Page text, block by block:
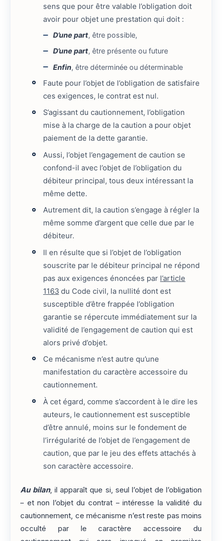
sens que pour être valable l’obligation doit
avoir pour objet une prestation qui doit :
D’une part, être possible,
D’une part, être présente ou future
Enfin, être déterminée ou déterminable
Faute pour l’objet de l’obligation de satisfaire
ces exigences, le contrat est nul.
S’agissant du cautionnement, l’obligation
mise à la charge de la caution a pour objet
paiement de la dette garantie.
Aussi, l’objet l’engagement de caution se
confond-il avec l’objet de l’obligation du
débiteur principal, tous deux intéressant la
même dette.
Autrement dit, la caution s’engage à régler la
même somme d’argent que celle due par le
débiteur.
Il en résulte que si l’objet de l’obligation
souscrite par le débiteur principal ne répond
pas aux exigences énoncées par l’article
1163 du Code civil, la nullité dont est
susceptible d’être frappée l’obligation
garantie se répercute immédiatement sur la
validité de l’engagement de caution qui est
alors privé d’objet.
Ce mécanisme n’est autre qu’une
manifestation du caractère accessoire du
cautionnement.
À cet égard, comme s’accordent à le dire les
auteurs, le cautionnement est susceptible
d’être annulé, moins sur le fondement de
l’irrégularité de l’objet de l’engagement de
caution, que par le jeu des effets attachés à
son caractère accessoire.
Au bilan, il apparaît que si, seul l’objet de l’obligation
– et non l’objet du contrat – intéresse la validité du
cautionnement, ce mécanisme n’est reste pas moins
occulté par le caractère accessoire du